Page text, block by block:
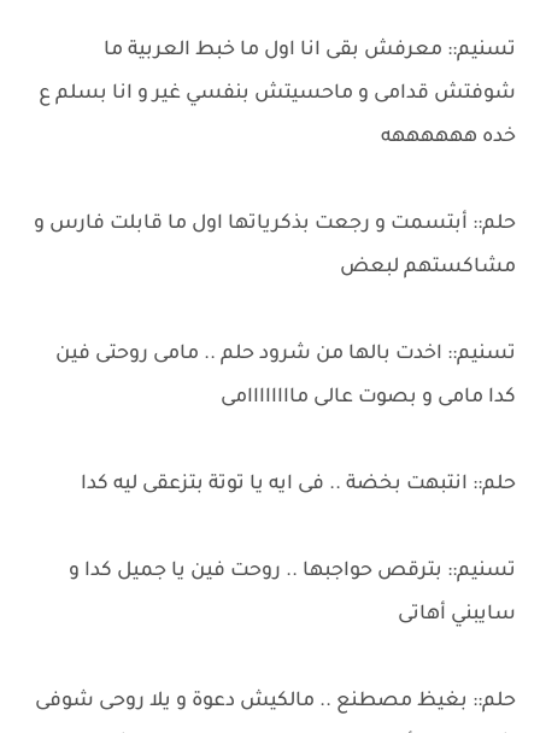
تسنيم:: معرفش بقى انا اول ما خبط العربية ما
شوفتش قدامى و ماحسيتش بنفسي غير و انا بسلم ع
خده ههههههه
حلم:: أبتسمت و رجعت بذكرياتها اول ما قابلت فارس و
مشاكستهم لبعض
تسنيم:: اخدت بالها من شرود حلم .. مامى روحتى فين
كدا مامى و بصوت عالى ماااااااامى
حلم:: انتبهت بخضة .. فى ايه يا توتة بتزعقى ليه كدا
تسنيم:: بترقص حواجبها .. روحت فين يا جميل كدا و
سايبني أهاتى
حلم:: بغيظ مصطنع .. مالكيش دعوة و يلا روحى شوفى